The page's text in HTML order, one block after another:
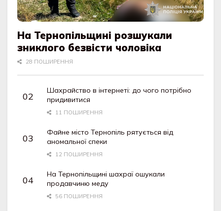
На Тернопільщині розшукали
зниклого безвісти чоловіка
28 ПОШИРЕННЯ
Шахрайство в інтернеті: до чого потрібно
придивитися
11 ПОШИРЕННЯ
Файне місто Тернопіль рятується від
аномальної спеки
12 ПОШИРЕННЯ
На Тернопільщині шахраї ошукали
продавчиню меду
56 ПОШИРЕННЯ